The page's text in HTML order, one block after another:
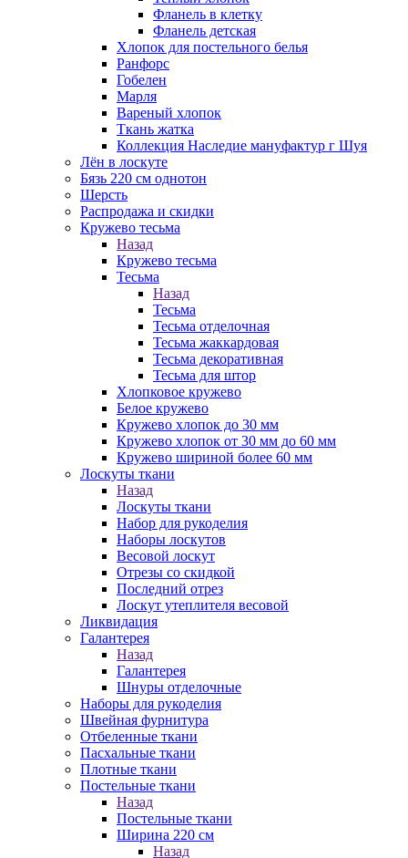
Фланель в клетку
Фланель детская
Хлопок для постельного белья
Ранфорс
Гобелен
Марля
Вареный хлопок
Ткань жатка
Коллекция Наследие мануфактур г Шуя
Лён в лоскуте
Бязь 220 см однотон
Шерсть
Распродажа и скидки
Кружево тесьма
Назад
Кружево тесьма
Тесьма
Назад
Тесьма
Тесьма отделочная
Тесьма жаккардовая
Тесьма декоративная
Тесьма для штор
Хлопковое кружево
Белое кружево
Кружево хлопок до 30 мм
Кружево хлопок от 30 мм до 60 мм
Кружево шириной более 60 мм
Лоскуты ткани
Назад
Лоскуты ткани
Набор для рукоделия
Наборы лоскутов
Весовой лоскут
Отрезы со скидкой
Последний отрез
Лоскут утеплителя весовой
Ликвидация
Галантерея
Назад
Галантерея
Шнуры отделочные
Наборы для рукоделия
Швейная фурнитура
Отбеленные ткани
Пасхальные ткани
Плотные ткани
Постельные ткани
Назад
Постельные ткани
Ширина 220 см
Назад